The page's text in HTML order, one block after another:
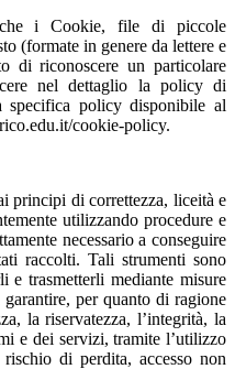
i Cookie, file di piccole
(formate in genere da lettere e
di riconoscere un particolare
nel dettaglio la policy di
policy disponibile al
cookie-policy.
principi di correttezza, liceità e
utilizzando procedure e
necessario a conseguire
raccolti. Tali strumenti sono
e trasmetterli mediante misure
per quanto di ragione
la riservatezza, l’integrità, la
e dei servizi, tramite l’utilizzo
di perdita, accesso non